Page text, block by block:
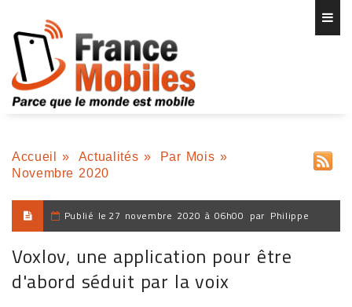
Accueil » Actualités » Par Mois »
Novembre 2020
Publié le 27 novembre 2020 à 06h00 par Philippe
Voxlov, une application pour être
d'abord séduit par la voix